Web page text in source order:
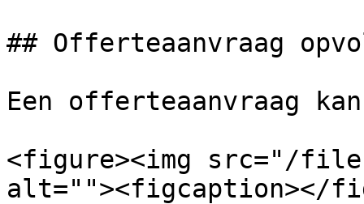
## Offerteaanvraag
Een offerteaanvraag
<figure><img src="/files/
alt=""><figcaption></